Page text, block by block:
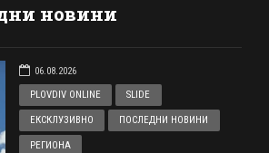
новини
06.08.2026
PLOVDIV ONLINE
SLIDE
ЕКСКЛУЗИВНО ПОСЛЕДНИ НОВИНИ
РЕГИОНА